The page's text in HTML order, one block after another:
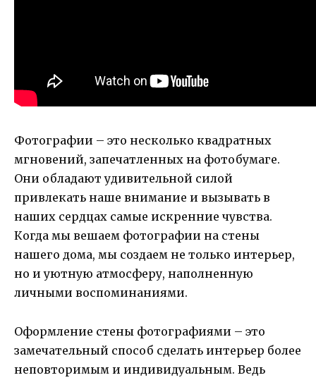
Фотографии – это несколько квадратных
мгновений, запечатленных на фотобумаге.
Они обладают удивительной силой
привлекать наше внимание и вызывать в
наших сердцах самые искренние чувства.
Когда мы вешаем фотографии на стены
нашего дома, мы создаем не только интерьер,
но и уютную атмосферу, наполненную
личными воспоминаниями.
Оформление стены фотографиями – это
замечательный способ сделать интерьер более
неповторимым и индивидуальным. Ведь